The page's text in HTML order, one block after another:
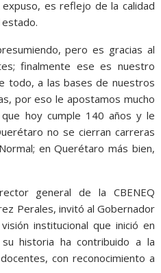
expuso, es reflejo de la calidad
pero es gracias al
finalmente ese es nuestro
todo, a las bases de nuestros
por eso le apostamos mucho
hoy cumple 140 años y le
no se cierran carreras
en Querétaro más bien,
general de la CBENEQ
Perales, invitó al Gobernador
institucional que inició en
historia ha contribuido a la
con reconocimiento a